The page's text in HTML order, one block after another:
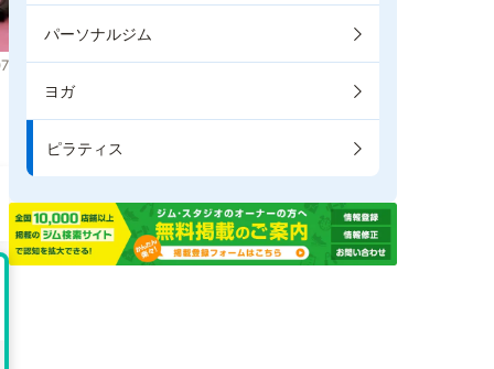
パーソナルジム
ヨガ
ピラティス